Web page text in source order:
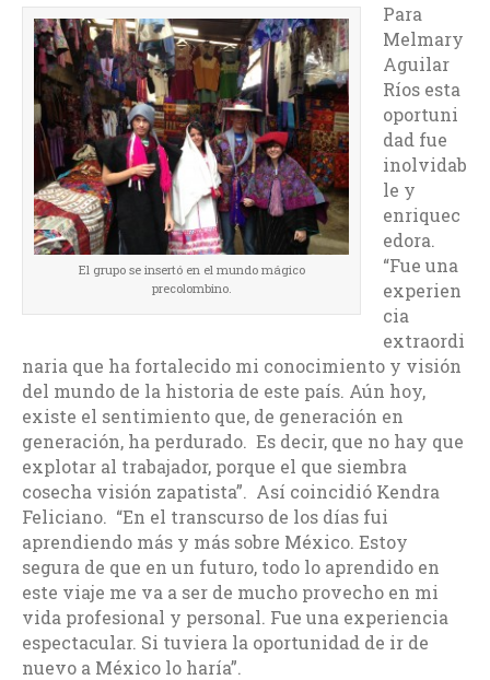
El grupo se insertó en el mundo mágico
precolombino.
Para
Melmary
Aguilar
Ríos esta
oportuni
dad fue
inolvidab
le y
enriquec
edora.
“Fue una
experien
cia
extraordi
naria que ha fortalecido mi conocimiento y visión
del mundo de la historia de este país. Aún hoy,
existe el sentimiento que, de generación en
generación, ha perdurado. Es decir, que no hay que
explotar al trabajador, porque el que siembra
cosecha visión zapatista”. Así coincidió Kendra
Feliciano. “En el transcurso de los días fui
aprendiendo más y más sobre México. Estoy
segura de que en un futuro, todo lo aprendido en
este viaje me va a ser de mucho provecho en mi
vida profesional y personal. Fue una experiencia
espectacular. Si tuviera la oportunidad de ir de
nuevo a México lo haría”.